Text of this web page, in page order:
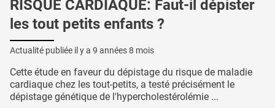
RISQUE CARDIAQUE: Faut-il dépister
les tout petits enfants ?
Actualité publiée il y a 9 années 8 mois
Cette étude en faveur du dépistage du risque de maladie
cardiaque chez les tout-petits, a testé précisément le
dépistage génétique de l'hypercholestérolémie ...